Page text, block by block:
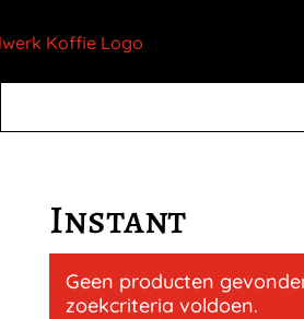
Instant
Geen producten
zoekcriteria voldoen.